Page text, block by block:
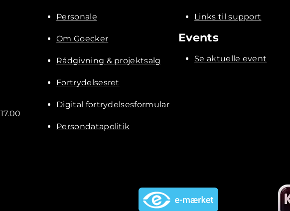
Personale
Om Goecker
Rådgivning & projektsalg
Fortrydelsesret
Digital fortrydelsesformular
Persondatapolitik
Links til support
Events
Se aktuelle event